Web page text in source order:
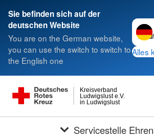
Sie befinden sich auf der
deutschen Website
You are on the German website,
you can use the switch to switch to
the English one
Alles
in Ludwigslust
Ludwigslust e.V.
Kreisverband
Servicestelle